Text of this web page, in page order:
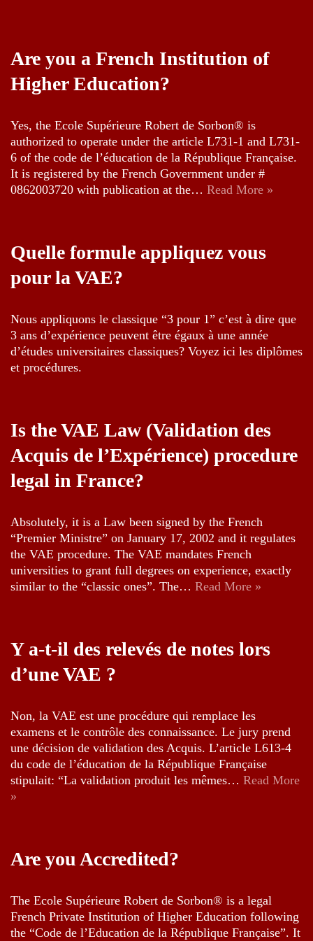
Are you a French Institution of
Higher Education?
Yes, the Ecole Supérieure Robert de Sorbon® is
authorized to operate under the article L731-1 and L731-
6 of the code de l’éducation de la République Française.
It is registered by the French Government under #
0862003720 with publication at the… Read More »
Quelle formule appliquez vous
pour la VAE?
Nous appliquons le classique “3 pour 1” c’est à dire que
3 ans d’expérience peuvent être égaux à une année
d’études universitaires classiques? Voyez ici les diplômes
et procédures.
Is the VAE Law (Validation des
Acquis de l’Expérience) procedure
legal in France?
Absolutely, it is a Law been signed by the French
“Premier Ministre” on January 17, 2002 and it regulates
the VAE procedure. The VAE mandates French
universities to grant full degrees on experience, exactly
similar to the “classic ones”. The… Read More »
Y a-t-il des relevés de notes lors
d’une VAE ?
Non, la VAE est une procédure qui remplace les
examens et le contrôle des connaissance. Le jury prend
une décision de validation des Acquis. L’article L613-4
du code de l’éducation de la République Française
stipulait: “La validation produit les mêmes… Read More
»
Are you Accredited?
The Ecole Supérieure Robert de Sorbon® is a legal
French Private Institution of Higher Education following
the “Code de l’Education de la République Française”. It